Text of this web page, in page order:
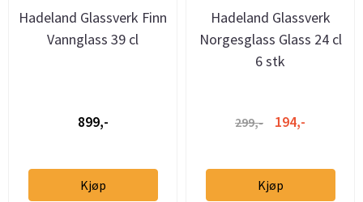
Hadeland Glassverk Finn
Vannglass 39 cl
899,-
Kjøp
Hadeland Glassverk
Norgesglass Glass 24 cl
6 stk
299,- 194,-
Kjøp